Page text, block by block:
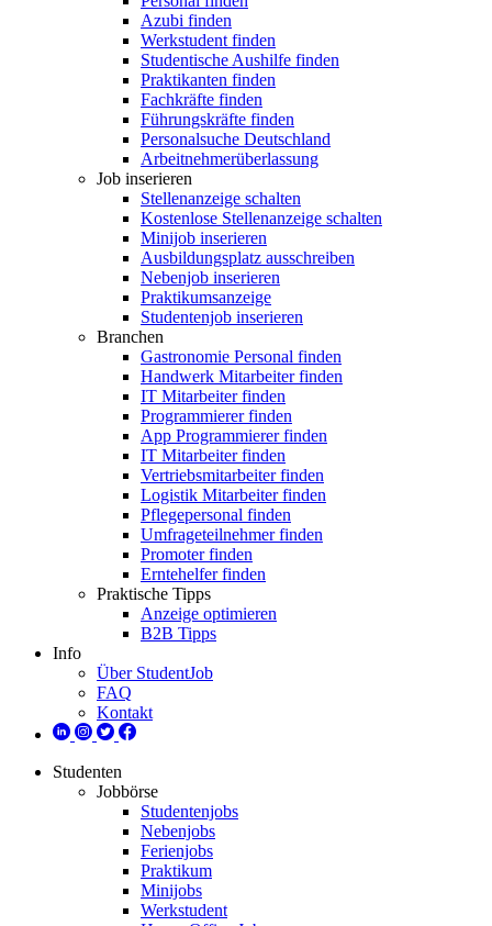
Azubi finden
Werkstudent finden
Studentische Aushilfe finden
Praktikanten finden
Fachkräfte finden
Führungskräfte finden
Personalsuche Deutschland
Arbeitnehmerüberlassung
Job inserieren
Stellenanzeige schalten
Kostenlose Stellenanzeige schalten
Minijob inserieren
Ausbildungsplatz ausschreiben
Nebenjob inserieren
Praktikumsanzeige
Studentenjob inserieren
Branchen
Gastronomie Personal finden
Handwerk Mitarbeiter finden
IT Mitarbeiter finden
Programmierer finden
App Programmierer finden
IT Mitarbeiter finden
Vertriebsmitarbeiter finden
Logistik Mitarbeiter finden
Pflegepersonal finden
Umfrageteilnehmer finden
Promoter finden
Erntehelfer finden
Praktische Tipps
Anzeige optimieren
B2B Tipps
Info
Über StudentJob
FAQ
Kontakt
Studenten
Jobbörse
Studentenjobs
Nebenjobs
Ferienjobs
Praktikum
Minijobs
Werkstudent